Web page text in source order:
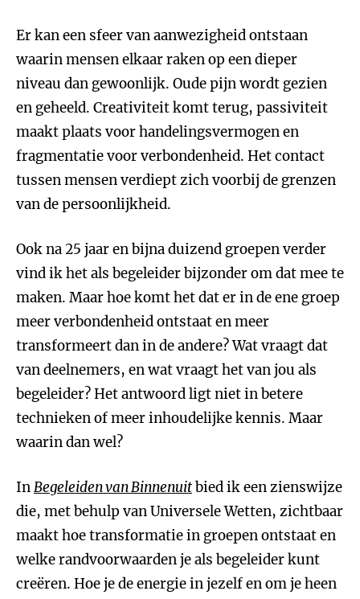
Er kan een sfeer van aanwezigheid ontstaan
waarin mensen elkaar raken op een dieper
niveau dan gewoonlijk. Oude pijn wordt gezien
en geheeld. Creativiteit komt terug, passiviteit
maakt plaats voor handelingsvermogen en
fragmentatie voor verbondenheid. Het contact
tussen mensen verdiept zich voorbij de grenzen
van de persoonlijkheid.
Ook na 25 jaar en bijna duizend groepen verder
vind ik het als begeleider bijzonder om dat mee te
maken. Maar hoe komt het dat er in de ene groep
meer verbondenheid ontstaat en meer
transformeert dan in de andere? Wat vraagt dat
van deelnemers, en wat vraagt het van jou als
begeleider? Het antwoord ligt niet in betere
technieken of meer inhoudelijke kennis. Maar
waarin dan wel?
InBegeleiden van Binnenuitbied ik een zienswijze
die, met behulp van Universele Wetten, zichtbaar
maakt hoe transformatie in groepen ontstaat en
welke randvoorwaarden je als begeleider kunt
creëren. Hoe je de energie in jezelf en om je heen